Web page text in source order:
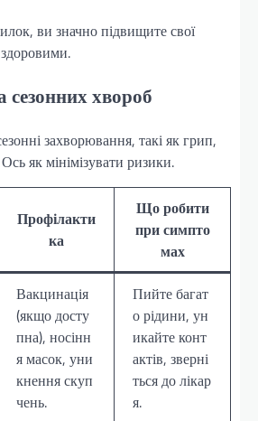
ви значно підвищите свої
хвороб
захворювання, такі як грип,
як мінімізувати ризики.
Профілакти
ка
Що робити
при симпто
мах
Вакцинація
(якщо досту
пна), носінн
я масок, уни
кнення скуп
чень.
Пийте багат
о рідини, ун
икайте конт
актів, зверні
ться до лікар
я.